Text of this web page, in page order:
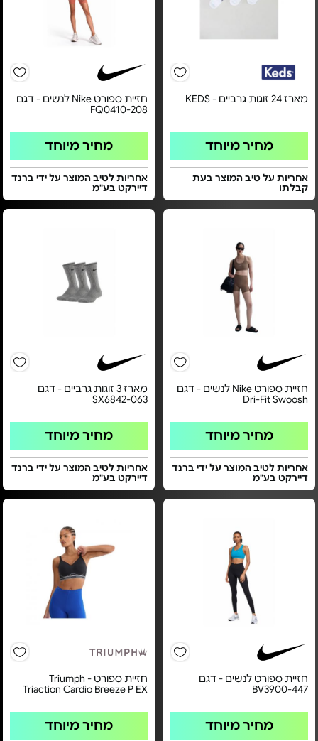
מארז 24 זוגות גרביים - KEDS‏
מחיר מיוחד
אחריות על טיב המוצר בעת
קבלתו
חזיית ספורט Nike לנשים - דגם
FQ0410-208
מחיר מיוחד
אחריות לטיב המוצר על ידי ברנד
דיירקט בע"מ
חזיית ספורט Nike לנשים - דגם
Dri-Fit Swoosh
מחיר מיוחד
אחריות לטיב המוצר על ידי ברנד
דיירקט בע"מ
מארז 3 זוגות גרביים - דגם
SX6842-063
מחיר מיוחד
אחריות לטיב המוצר על ידי ברנד
דיירקט בע"מ
חזיית ספורט לנשים - דגם
BV3900-447
מחיר מיוחד
חזיית ספורט Triumph -
Triaction Cardio Breeze P EX
מחיר מיוחד